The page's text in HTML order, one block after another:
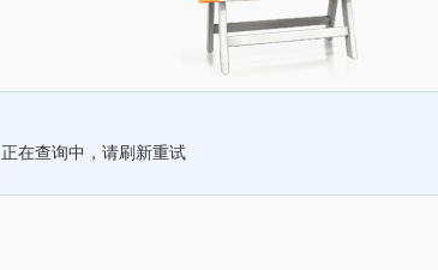
正在查询中，请刷新重试